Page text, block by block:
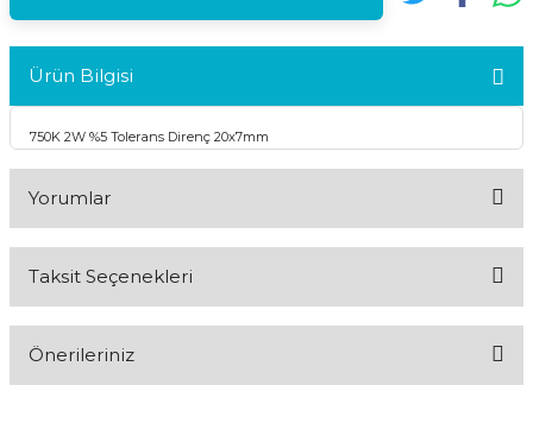
Ürün Bilgisi
750K 2W %5 Tolerans Direnç 20x7mm
Yorumlar
Taksit Seçenekleri
Önerileriniz